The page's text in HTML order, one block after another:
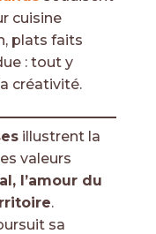
cuisine
plats faits
: tout y
créativité.
illustrent la
valeurs
l’amour du
.
sa